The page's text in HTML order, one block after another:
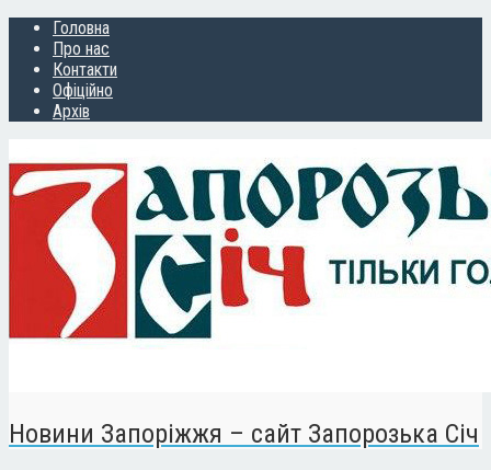
Головна
Про нас
Контакти
Офіційно
Архів
Новини Запоріжжя – сайт Запорозька Січ